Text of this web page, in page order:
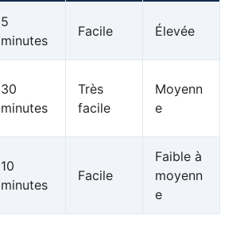
5
minutes
Facile Élevée
30
minutes
Très
facile
Moyenn
e
10
minutes
Facile
Faible à
moyenn
e